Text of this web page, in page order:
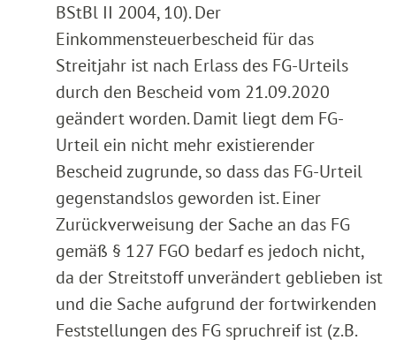
BStBl II 2004, 10). Der
Einkommensteuerbescheid für das
Streitjahr ist nach Erlass des FG-Urteils
durch den Bescheid vom 21.09.2020
geändert worden. Damit liegt dem FG-
Urteil ein nicht mehr existierender
Bescheid zugrunde, so dass das FG-Urteil
gegenstandslos geworden ist. Einer
Zurückverweisung der Sache an das FG
gemäß § 127 FGO bedarf es jedoch nicht,
da der Streitstoff unverändert geblieben ist
und die Sache aufgrund der fortwirkenden
Feststellungen des FG spruchreif ist (z.B.